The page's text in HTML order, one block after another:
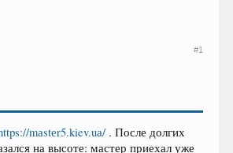
#1
mаstеr5.kiev.uа/ . После долгих
на высоте: мастер приехал уже